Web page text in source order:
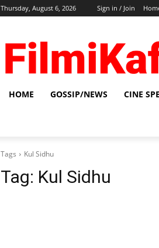
Thursday, August 6, 2026 Sign in / Join
HOME GOSSIP/NEWS CINE
Tags Kul Sidhu
Tag: Kul Sidhu